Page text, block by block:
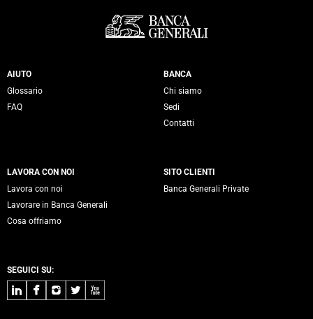
Servizi Banca Generali
AIUTO
Glossario
FAQ
BANCA
Chi siamo
Sedi
Contatti
LAVORA CON NOI
Lavora con noi
Lavorare in Banca Generali
Cosa offriamo
SITO CLIENTI
Banca Generali Private
SEGUICI SU:
LinkedInFacebook
Instagram
TwitterYoutube